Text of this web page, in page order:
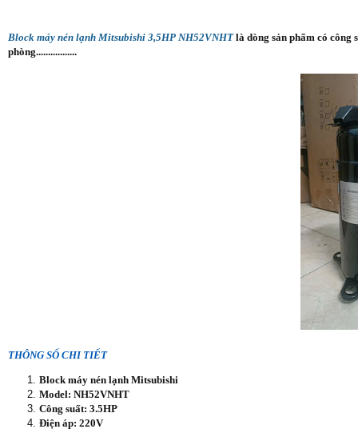
Block máy nén lạnh Mitsubishi 3,5HP NH52VNHTlà dòng sản phẩm có công
phòng.................
THÔNG SỐ CHI TIẾT
Block máy nén lạnh Mitsubishi
Model: NH52VNHT
Công suất: 3.5HP
Điện áp: 220V